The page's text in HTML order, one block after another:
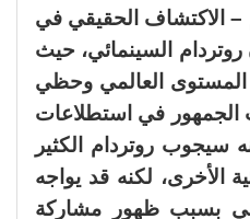
– الاكتشاف الحقيقي في
مهرجان روتردام السينمائي، حيث
العالمي وحظي
الجمهور في استطلاعات
سيجوب روتردام الكثير
الأخرى، لكنه قد يواجه
بسبب ظهور مشاركة